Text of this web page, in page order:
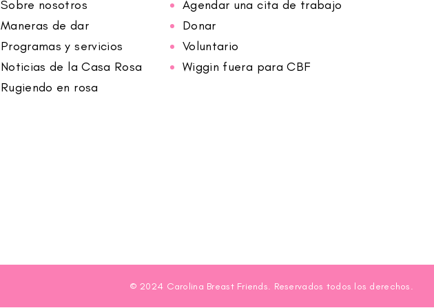
Sobre nosotros
Maneras de dar
Programas y servicios
Noticias de la Casa Rosa
Rugiendo en rosa
Agendar una cita de trabajo
Donar
Voluntario
Wiggin fuera para CBF
© 2024 Carolina Breast Friends. Reservados todos los derechos.